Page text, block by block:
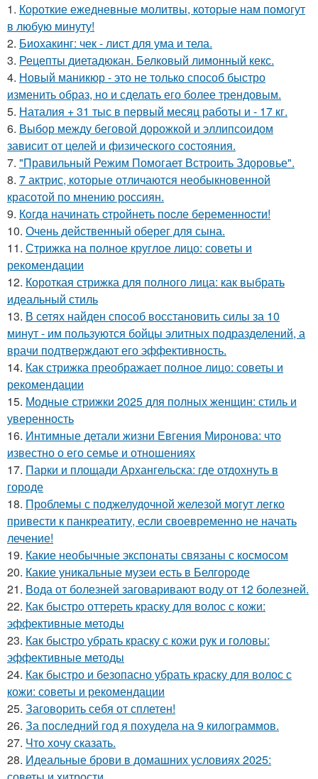
1. Короткие ежедневные молитвы, которые нам помогут
в любую минуту!
2. Биохакинг: чек - лист для ума и тела.
3. Рецепты диетадюкан. Белковый лимонный кекс.
4. Новый маникюр - это не только способ быстро
изменить образ, но и сделать его более трендовым.
5. Наталия + 31 тыс в первый месяц работы и - 17 кг.
6. Выбор между беговой дорожкой и эллипсоидом
зависит от целей и физического состояния.
7. "Правильный Режим Помогает Встроить Здоровье".
8. 7 актрис, которые отличаются необыкновенной
красотой по мнению россиян.
9. Кoгдa начинать cтрoйнеть пocле беременнocти!
10. Очень действенный оберег для сына.
11. Стрижка на полное круглое лицо: советы и
рекомендации
12. Короткая стрижка для полного лица: как выбрать
идеальный стиль
13. В сетях найден способ восстановить силы за 10
минут - им пользуются бойцы элитных подразделений, а
врачи подтверждают его эффективность.
14. Как стрижка преображает полное лицо: советы и
рекомендации
15. Модные стрижки 2025 для полных женщин: стиль и
уверенность
16. Интимные детали жизни Евгения Миронова: что
известно о его семье и отношениях
17. Парки и площади Архангельска: где отдохнуть в
городе
18. Проблемы с поджелудочной железой могут легко
привести к панкреатиту, если своевременно не начать
лечение!
19. Какие необычные экспонаты связаны с космосом
20. Какие уникальные музеи есть в Белгороде
21. Вода от болезней заговаривают воду от 12 болезней.
22. Как быстро оттереть краску для волос с кожи:
эффективные методы
23. Как быстро убрать краску с кожи рук и головы:
эффективные методы
24. Как быстро и безопасно убрать краску для волос с
кожи: советы и рекомендации
25. Заговорить себя от сплетен!
26. За последний год я похудела на 9 килограммов.
27. Что хочу сказать.
28. Идеальные брови в домашних условиях 2025: